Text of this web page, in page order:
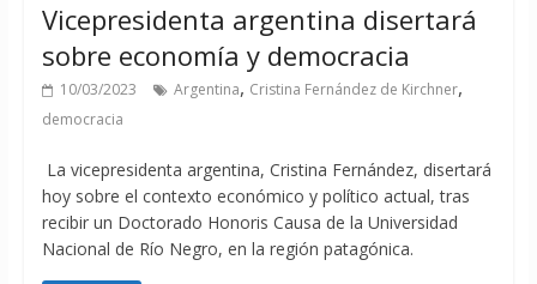
Vicepresidenta argentina disertará
sobre economía y democracia
10/03/2023 Argentina, Cristina Fernández de Kirchner,
democracia
La vicepresidenta argentina, Cristina Fernández, disertará
hoy sobre el contexto económico y político actual, tras
recibir un Doctorado Honoris Causa de la Universidad
Nacional de Río Negro, en la región patagónica.